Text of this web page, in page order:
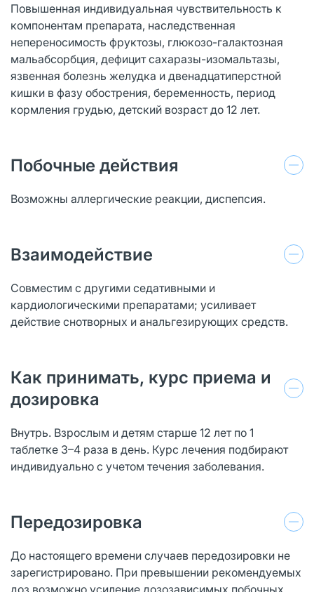
Повышенная индивидуальная чувствительность к
компонентам препарата, наследственная
непереносимость фруктозы, глюкозо-галактозная
мальабсорбция, дефицит сахаразы-изомальтазы,
язвенная болезнь желудка и двенадцатиперстной
кишки в фазу обострения, беременность, период
кормления грудью, детский возраст до 12 лет.
Побочные действия
Возможны аллергические реакции, диспепсия.
Взаимодействие
Совместим с другими седативными и
кардиологическими препаратами; усиливает
действие снотворных и анальгезирующих средств.
Как принимать, курс приема и
дозировка
Внутрь. Взрослым и детям старше 12 лет по 1
таблетке 3–4 раза в день. Курс лечения подбирают
индивидуально с учетом течения заболевания.
Передозировка
До настоящего времени случаев передозировки не
зарегистрировано. При превышении рекомендуемых
доз возможно усиление дозозависимых побочных